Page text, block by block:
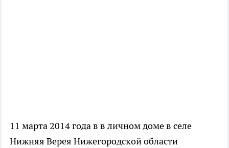
11 марта 2014 года в в личном доме в селе
Нижняя Верея Нижегородской области